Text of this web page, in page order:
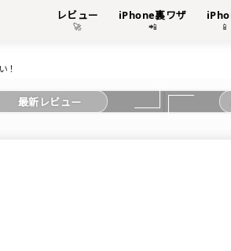
レビュー
🚀
iPhone裏ワザ
📲 📱
！
最新レビュー